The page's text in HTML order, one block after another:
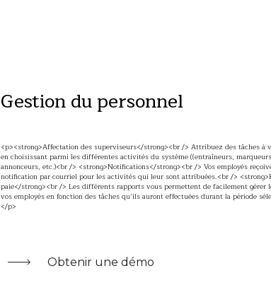
Gestion du personnel
<p><strong>Affectation des superviseurs</strong><br /> Attribuez des tâches à
en choisissant parmi les différentes activités du système ((entraîneurs,
annonceurs, etc.)<br /> <strong>Notifications</strong><br /> Vos employés
notification par courriel pour les activités qui leur sont attribuées.<br />
paie</strong><br /> Les différents rapports vous permettent de facilement gérer
vos employés en fonction des tâches qu’ils auront effectuées durant la période
</p>
Obtenir une démo